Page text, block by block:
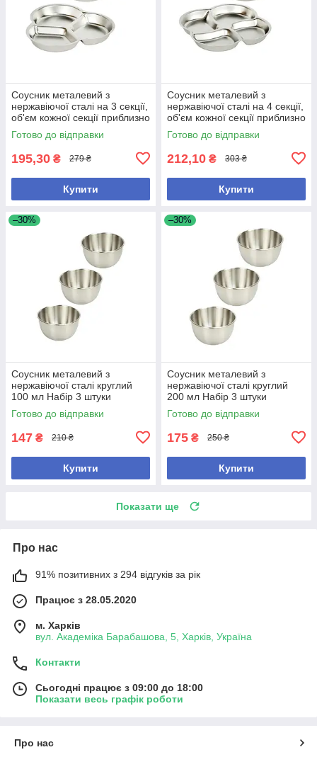
Соусник металевий з
нержавіючої сталі на 3 секції,
об'єм кожної секції приблизно
50 мл Набір 2 штуки
Готово до відправки
195,30 ₴ 279 ₴
Купити
Соусник металевий з
нержавіючої сталі на 4 секції,
об'єм кожної секції приблизно
50 мл Набір 2 штуки
Готово до відправки
212,10 ₴ 303 ₴
Купити
–30%
Соусник металевий з
нержавіючої сталі круглий
100 мл Набір 3 штуки
Готово до відправки
147 ₴ 210 ₴
Купити
–30%
Соусник металевий з
нержавіючої сталі круглий
200 мл Набір 3 штуки
Готово до відправки
175 ₴ 250 ₴
Купити
Показати ще
Про нас
91% позитивних з 294 відгуків за рік
Працює з 28.05.2020
м. Харків
вул. Академіка Барабашова, 5, Харків, Україна
Контакти
Сьогодні працює з 09:00 до 18:00
Показати весь графік роботи
Про нас